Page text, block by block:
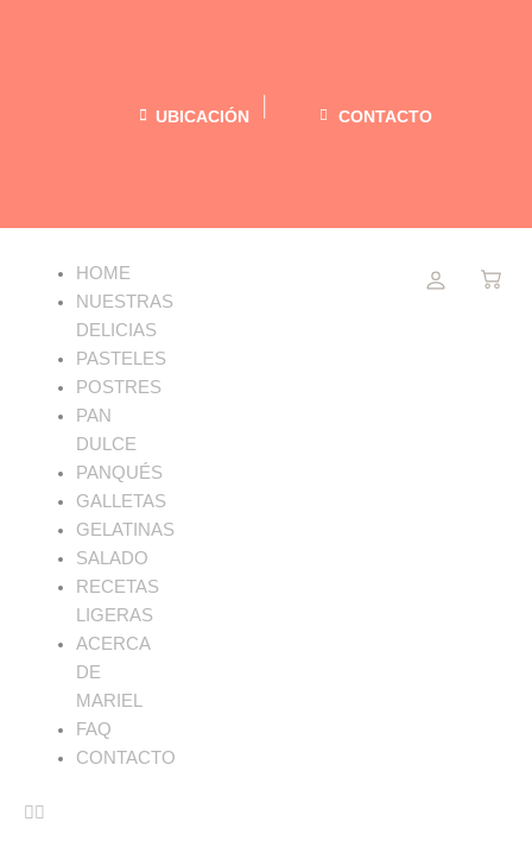
UBICACIÓN CONTACTO
HOME
NUESTRAS
DELICIAS
PASTELES
POSTRES
PAN
DULCE
PANQUÉS
GALLETAS
GELATINAS
SALADO
RECETAS
LIGERAS
ACERCA
DE
MARIEL
FAQ
CONTACTO
Menu